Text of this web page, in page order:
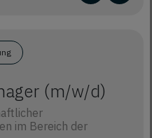
(m/w/d)
im Bereich der